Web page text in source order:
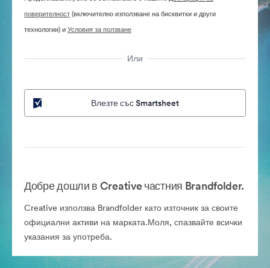
поверителност(включително използване на бисквитки и други
технологии) иУсловия за ползване
Или
Влезте със Smartsheet
Добре дошли в Creative частния Brandfolder.
Creative използва Brandfolder като източник за своите
официални активи на марката.Моля, спазвайте всички
указания за употреба.